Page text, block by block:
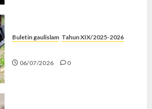
Buletin gaulislam Tahun XIX/2025-2026
06/07/2026 0